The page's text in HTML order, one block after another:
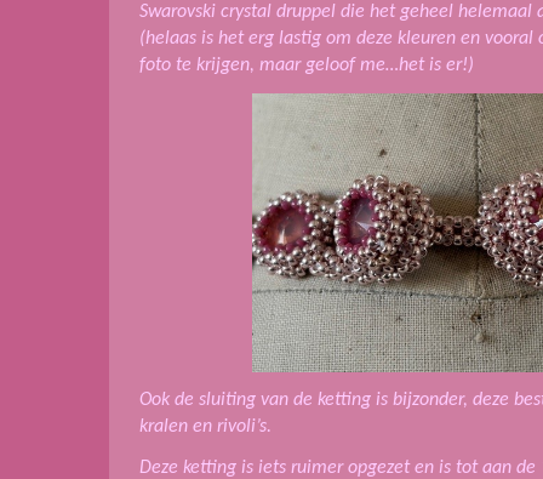
Swarovski crystal druppel die het geheel helemaal
(helaas is het erg lastig om deze kleuren en
foto te krijgen, maar geloof me…het is er!)
Ook de sluiting van de ketting is bijzonder, deze
kralen en rivoli’s.
Deze ketting is iets ruimer opgezet en is tot aan de